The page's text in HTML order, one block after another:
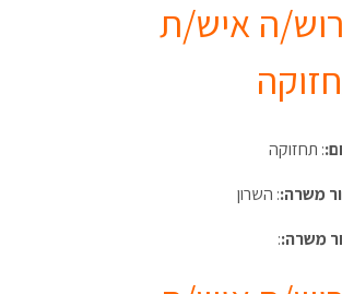
ה איש/ת
: תחזוקה
משרה:: השרון
משרה::